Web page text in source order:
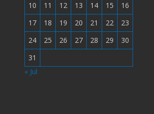
10
11 12 13 14 15
16
17
18 19 20 21 22
23
24
25 26 27 28 29
30
31
« Jul